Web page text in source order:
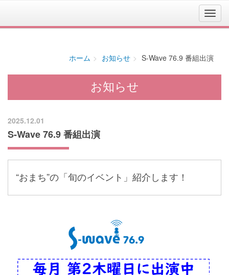
ホーム お知らせ S-Wave 76.9 番組出演
お知らせ
2025.12.01
S-Wave 76.9 番組出演
“おまち”の「旬のイベント」紹介します！